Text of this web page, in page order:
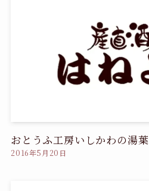
おとうふ工房いしかわの湯葉
2016年5月20日